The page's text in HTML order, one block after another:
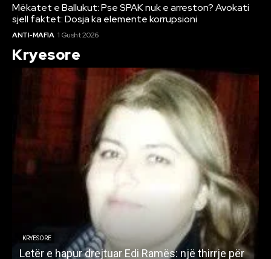
Mëkatet e Ballukut: Pse SPAK nuk e arreston? Avokati
sjell faktet: Dosja ka elemente korrupsioni
ANTI-MAFIA 1 Gusht 2026
Kryesore
KRYESORE
Letër e hapur drejtuar Edi Ramës: një thirrje për